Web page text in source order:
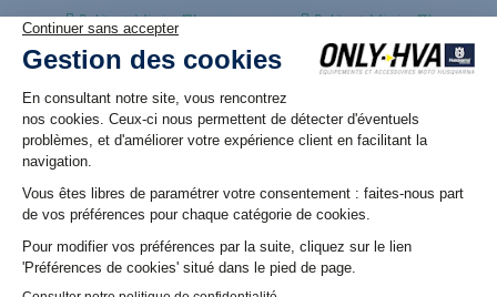
Produit en stock. Livraison 48H
Plaquette de frein Avant
Organique pour Husqvarna
29,94 €
Produit en stock. Livraison 48H
Plaquette de frein Arrière
Métal fritté pour
39,96 €